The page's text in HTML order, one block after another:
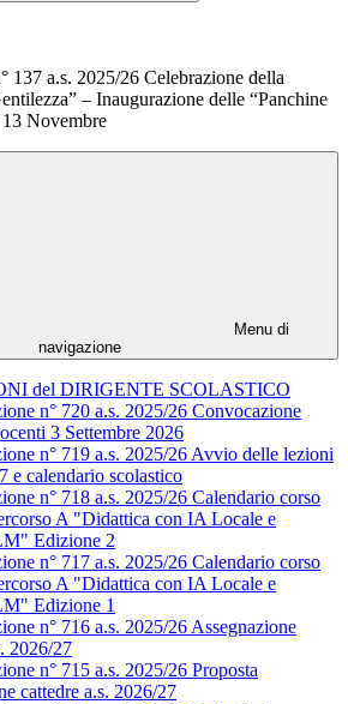
137 a.s. 2025/26 Celebrazione della
– Inaugurazione delle “Panchine
Novembre
Menu di
navigazione
del DIRIGENTE SCOLASTICO
n° 720 a.s. 2025/26 Convocazione
3 Settembre 2026
n° 719 a.s. 2025/26 Avvio delle lezioni
e calendario scolastico
n° 718 a.s. 2025/26 Calendario corso
A "Didattica con IA Locale e
Edizione 2
n° 717 a.s. 2025/26 Calendario corso
A "Didattica con IA Locale e
Edizione 1
n° 716 a.s. 2025/26 Assegnazione
2026/27
n° 715 a.s. 2025/26 Proposta
cattedre a.s. 2026/27